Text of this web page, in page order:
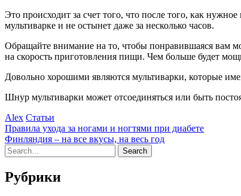
Это происходит за счет того, что после того, как
мультиварке и не остынет даже за несколько часов.
Обращайте внимание на то, чтобы понравившаяся вам
на скорость приготовления пищи. Чем больше будет
Довольно хорошими являются мультиварки, которые
Шнур мультиварки может отсоединяться или быть
Alex Статьи
Правила ухода за ногами и ногтями при диабете
Финляндия – на все вкусы, на весь год
Рубрики